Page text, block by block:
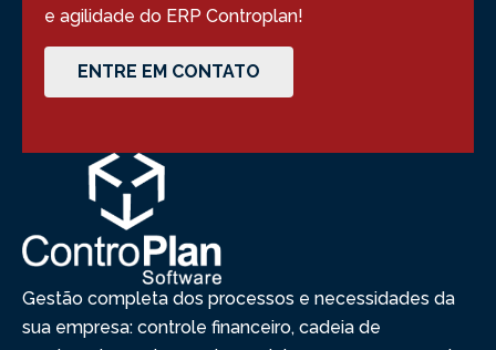
e agilidade do ERP Controplan!
ENTRE EM CONTATO
Gestão completa dos processos e necessidades da
sua empresa: controle financeiro, cadeia de